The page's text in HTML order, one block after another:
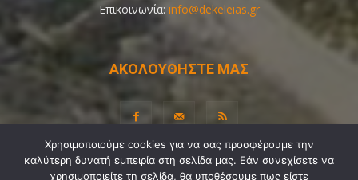
Επικοινωνία: info@dekeleias.gr
ΑΚΟΛΟΥΘΗΣΤΕ ΜΑΣ
Διαύγεια Λίγα Λόγια για Εμάς Επικοινωνία
Χρησιμοποιούμε cookies για να σας προσφέρουμε την
καλύτερη δυνατή εμπειρία στη σελίδα μας. Εάν συνεχίσετε να
χρησιμοποιείτε τη σελίδα, θα υποθέσουμε πως είστε